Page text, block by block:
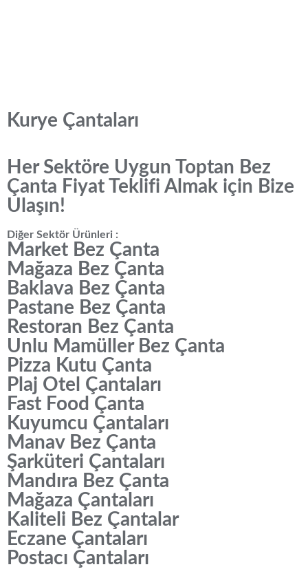
Kurye Çantaları
Her Sektöre Uygun Toptan Bez
Çanta Fiyat Teklifi Almak için Bize
Ulaşın!
Diğer Sektör Ürünleri :
Market Bez Çanta
Mağaza Bez Çanta
Baklava Bez Çanta
Pastane Bez Çanta
Restoran Bez Çanta
Unlu Mamüller Bez Çanta
Pizza Kutu Çanta
Plaj Otel Çantaları
Fast Food Çanta
Kuyumcu Çantaları
Manav Bez Çanta
Şarküteri Çantaları
Mandıra Bez Çanta
Mağaza Çantaları
Kaliteli Bez Çantalar
Eczane Çantaları
Postacı Çantaları